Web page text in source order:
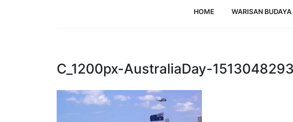
HOME WARISAN
C_1200px-AustraliaDay-1513048293